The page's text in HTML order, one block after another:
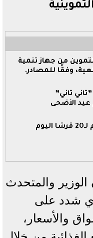
من جهاز تنمية
وفقًا للمصادر.
تاني”
الأضحى
والمتحدث
شدد على
والأسعار،